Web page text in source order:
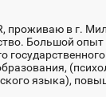
проживаю в г.
Большой
языка),